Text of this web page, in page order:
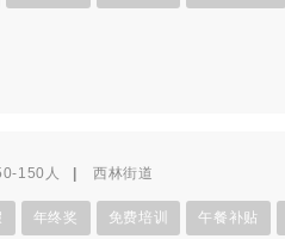
150人 西林街道
年终奖 免费培训 午餐补贴